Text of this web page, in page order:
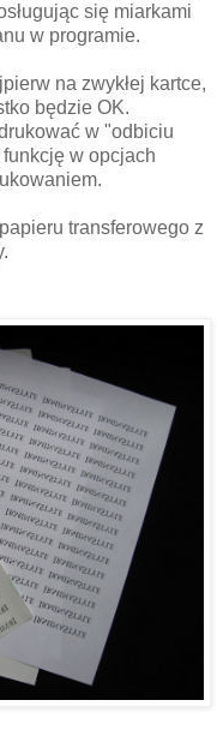
się miarkami
w programie.
na zwykłej kartce,
będzie OK.
w "odbiciu
w opcjach
transferowego z